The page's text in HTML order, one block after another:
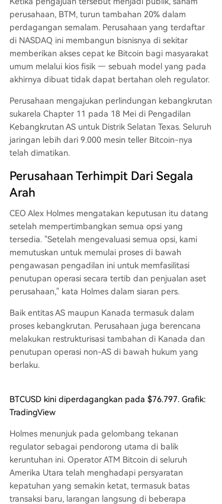
i, bukan restrukturisasi penyelamatan. Kejatuhan
perusahaan ini menandai dampak keras lingkun
gan regulasi terhadap bisnis infrastruktur crypto
fisik.
perusahaan, BTM, turun tambahan 20% dalam
perdagangan semalam. Perusahaan yang terdaftar
di NASDAQ ini membangun bisnisnya di sekitar
memberikan akses cepat ke Bitcoin bagi masyarakat
umum melalui kios fisik — sebuah model yang pada
akhirnya dibuat tidak dapat bertahan oleh regulator.
Perusahaan mengajukan perlindungan kebangkrutan
sukarela Chapter 11 pada 18 Mei di Pengadilan
Kebangkrutan AS untuk Distrik Selatan Texas. Seluruh
jaringan lebih dari 9.000 mesin teller Bitcoin-nya
telah dimatikan.
Perusahaan Terhimpit Dari Segala
Arah
CEO Alex Holmes mengatakan keputusan itu datang
setelah mempertimbangkan semua opsi yang
tersedia. "Setelah mengevaluasi semua opsi, kami
memutuskan untuk memulai proses di bawah
pengawasan pengadilan ini untuk memfasilitasi
penutupan operasi secara tertib dan penjualan aset
perusahaan," kata Holmes dalam siaran pers.
Baik entitas AS maupun Kanada termasuk dalam
proses kebangkrutan. Perusahaan juga berencana
melakukan restrukturisasi tambahan di Kanada dan
penutupan operasi non-AS di bawah hukum yang
berlaku.
BTCUSD kini diperdagangkan pada $76.797. Grafik:
TradingView
Holmes menunjuk pada gelombang tekanan
regulator sebagai pendorong utama di balik
keruntuhan ini. Operator ATM Bitcoin di seluruh
Amerika Utara telah menghadapi persyaratan
kepatuhan yang semakin ketat, termasuk batas
transaksi baru, larangan langsung di beberapa